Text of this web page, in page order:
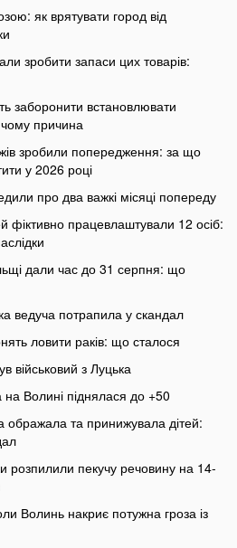
як врятувати город від
зробити запаси цих товарів:
заборонити встановлювати
причина
зробили попередження: за що
у 2026 році
про два важкі місяці попереду
фіктивно працевлаштували 12 осіб:
дали час до 31 серпня: що
ведуча потрапила у скандал
ловити раків: що сталося
військовий з Луцька
Волині піднялася до +50
ображала та принижувала дітей:
розпилили пекучу речовину на 14-
Волинь накриє потужна гроза із